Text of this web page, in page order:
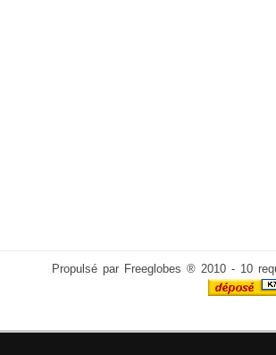
Propulsé par Freeglobes ® 2010 - 10